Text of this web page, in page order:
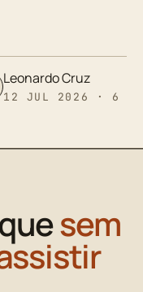
Leonardo Cruz
12 JUL 2026 · 6
sem